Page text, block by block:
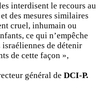
interdisent le recours au
des mesures similaires
cruel, inhumain ou
ce qui n’empêche
de détenir
de cette façon »,
général de DCI-P.